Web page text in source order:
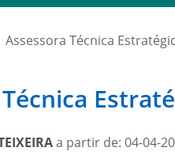
Assessora Técnica
a partir de: 04-04-